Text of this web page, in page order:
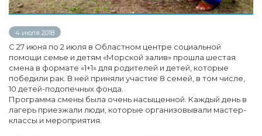
4 июля 2018
С 27 июня по 2 июля в Областном центре социальной
помощи семье и детям «Морской залив» прошла шестая
смена в формате «1+1» для родителей и детей, которые
победили рак. В ней приняли участие 8 семей, в том числе,
10 детей-подопечных фонда.
Программа смены была очень насыщенной. Каждый день в
лагерь приезжали люди, которые организовывали мастер-
классы и мероприятия.